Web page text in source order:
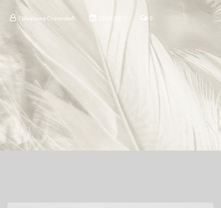
Србијанка Станковић 20/06/2025 0